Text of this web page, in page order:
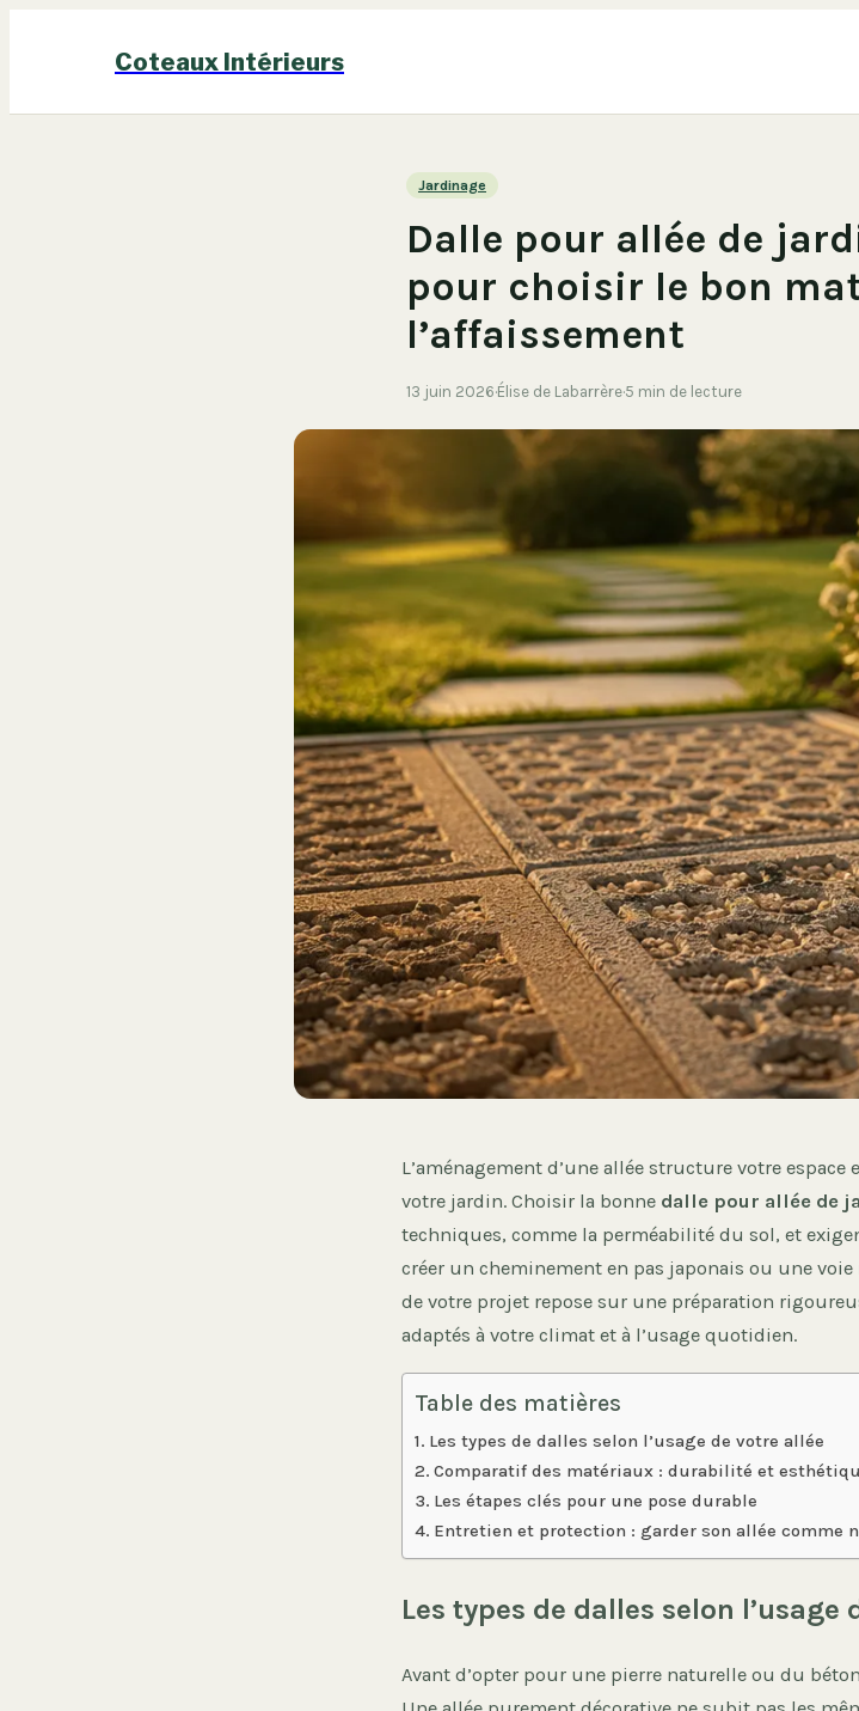
Coteaux Intérieurs
Jardinage
Dalle pour allée de
pour choisir le bon
l’affaissement
13 juin 2026·Élise de Labarrère·5 min de lecture
L’aménagement d’une allée structure votre
votre jardin. Choisir la bonne dalle pour allée de
techniques, comme la perméabilité du sol, et
créer un cheminement en pas japonais ou une
de votre projet repose sur une préparation
adaptés à votre climat et à l’usage quotidien.
Table des matières
Les types de dalles selon l’usage de votre allée
Comparatif des matériaux : durabilité et
Les étapes clés pour une pose durable
Entretien et protection : garder son allée comme
Les types de dalles selon l’usage
Avant d’opter pour une pierre naturelle ou du